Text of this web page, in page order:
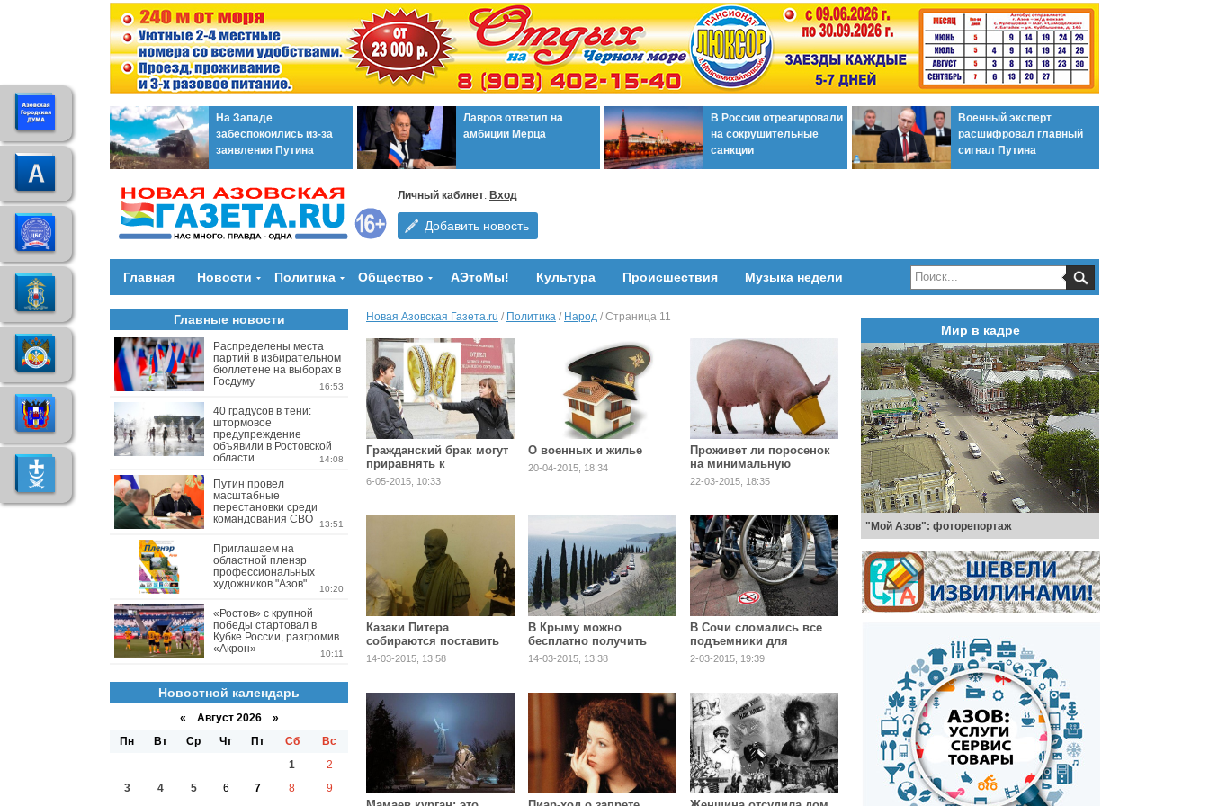
На Западе
забеспокоились из-за
заявления Путина
Лавров ответил на
амбиции Мерца
В России отреагировали
на сокрушительные
санкции
Военный эксперт
расшифровал главный
сигнал Путина
Личный кабинет: Вход
Добавить новость
Главная Новости Политика Общество АЭтоМы! Культура Происшествия Музыка недели
Новая Азовская Газета.ru / Политика / Народ / Страница 11
Гражданский брак могут
приравнять к
официальному
6-05-2015, 10:33
О военных и жилье
20-04-2015, 18:34
Проживет ли поросенок
на минимальную
зарплату?
22-03-2015, 18:35
Казаки Питера
собираются поставить
бюст Путину?
14-03-2015, 13:58
В Крыму можно
бесплатно получить
земельный участок
14-03-2015, 13:38
В Сочи сломались все
подъемники для
инвалидов
2-03-2015, 19:39
Главные новости
Распределены места
партий в избирательном
бюллетене на выборах в
Госдуму
16:53
40 градусов в тени:
штормовое
предупреждение
объявили в Ростовской
области
14:08
Путин провел
масштабные
перестановки среди
командования СВО
13:51
Приглашаем на
областной пленэр
профессиональных
художников "Азов"
10:20
«Ростов» с крупной
победы стартовал в
Кубке России, разгромив
«Акрон»
10:11
Новостной календарь
« Август 2026 »
Пн
Вт Ср Чт Пт Сб
Вс
1
2
3
4 5 6 7 8
9
Мир в кадре
"Мой Азов": фоторепортаж